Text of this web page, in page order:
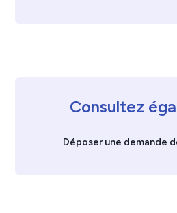
Consultez
Déposer une demande